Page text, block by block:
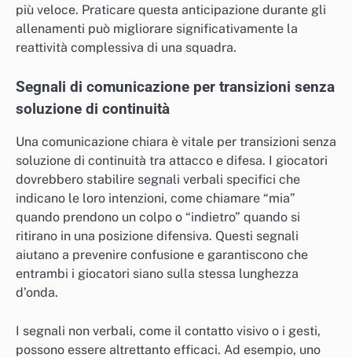
più veloce. Praticare questa anticipazione durante gli
allenamenti può migliorare significativamente la
reattività complessiva di una squadra.
Segnali di comunicazione per transizioni senza
soluzione di continuità
Una comunicazione chiara è vitale per transizioni senza
soluzione di continuità tra attacco e difesa. I giocatori
dovrebbero stabilire segnali verbali specifici che
indicano le loro intenzioni, come chiamare “mia”
quando prendono un colpo o “indietro” quando si
ritirano in una posizione difensiva. Questi segnali
aiutano a prevenire confusione e garantiscono che
entrambi i giocatori siano sulla stessa lunghezza
d’onda.
I segnali non verbali, come il contatto visivo o i gesti,
possono essere altrettanto efficaci. Ad esempio, uno